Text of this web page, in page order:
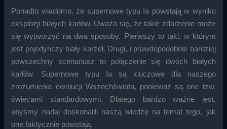
Ponadto wiadomo, że supernowe typu Ia powstają w wyniku
eksplozji białych karłów. Uważa się, że takie zdarzenie może
się wytworzyć na dwa sposoby. Pierwszy to taki, w którym
jest pojedynczy biały karzeł. Drugi, i prawdopodobnie bardziej
powszechny scenariusz to połączenie się dwóch białych
karłów. Supernowe typu Ia są kluczowe dla naszego
zrozumienia ewolucji Wszechświata, ponieważ są one tzw.
świecami standardowymi. Dlatego bardzo ważne jest,
abyśmy nadal doskonalili naszą wiedzę na temat tego, jak
one faktycznie powstają.